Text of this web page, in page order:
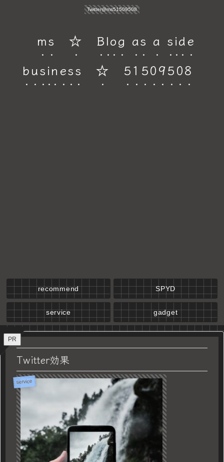
Twitter@ms51509508
ms ☆ Blog as a side
business ☆ 51509508
recommend SPYD
service gadget
PR
Twitter効果
service